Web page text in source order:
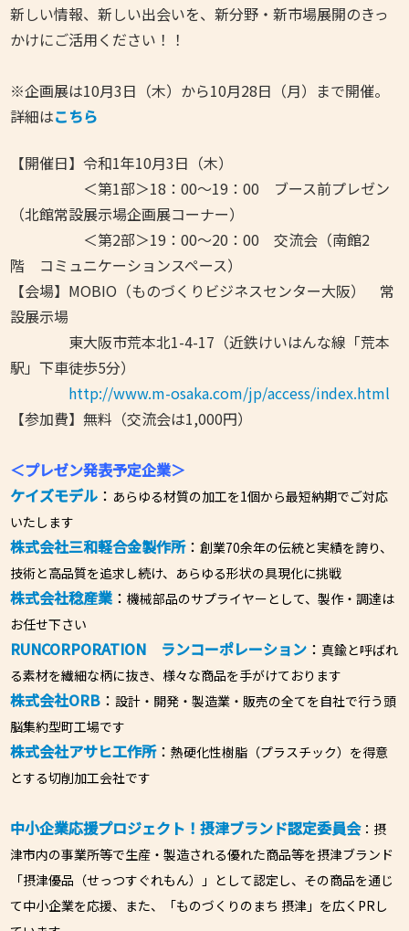
新しい情報、新しい出会いを、新分野・新市場展開のきっ
かけにご活用ください！！
※企画展は10月3日（木）から10月28日（月）まで開催。
詳細はこちら
【開催日】令和1年10月3日（木）
＜第1部＞18：00～19：00 ブース前プレゼン
（北館常設展示場企画展コーナー）
＜第2部＞19：00～20：00 交流会（南館2
階 コミュニケーションスペース）
【会場】MOBIO（ものづくりビジネスセンター大阪） 常
設展示場
東大阪市荒本北1-4-17（近鉄けいはんな線「荒本
駅」下車徒歩5分）
http://www.m-osaka.com/jp/access/index.html
【参加費】無料（交流会は1,000円）
＜プレゼン発表予定企業＞
ケイズモデル ： あらゆる材質の加工を1個から最短納期でご対応
いたします
株式会社三和軽合金製作所：創業70余年の伝統と実績を誇り、
技術と高品質を追求し続け、あらゆる形状の具現化に挑戦
株式会社稔産業 ：機械部品のサプライヤーとして、製作・調達は
お任せ下さい
RUNCORPORATION ランコーポレーション ：真鍮と呼ばれ
る素材を繊細な柄に抜き、様々な商品を手がけております
株式会社ORB ：設計・開発・製造業・販売の全てを自社で行う頭
脳集約型町工場です
株式会社アサヒ工作所：熱硬化性樹脂（プラスチック）を得意
とする切削加工会社です
中小企業応援プロジェクト！摂津ブランド認定委員会：摂
津市内の事業所等で生産・製造される優れた商品等を摂津ブランド
「摂津優品（せっつすぐれもん）」として認定し、その商品を通じ
て中小企業を応援、また、「ものづくりのまち 摂津」を広くPRし